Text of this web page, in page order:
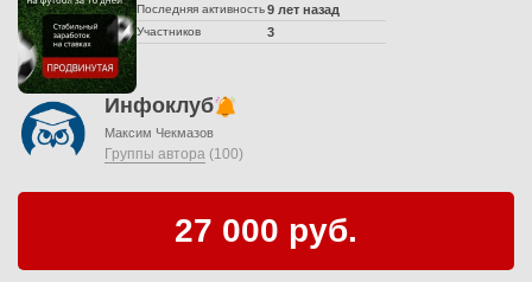
Последняя активность9 лет назад
Участников 3
Инфоклуб
Максим Чекмазов
Группы автора (100)
27 000 руб.